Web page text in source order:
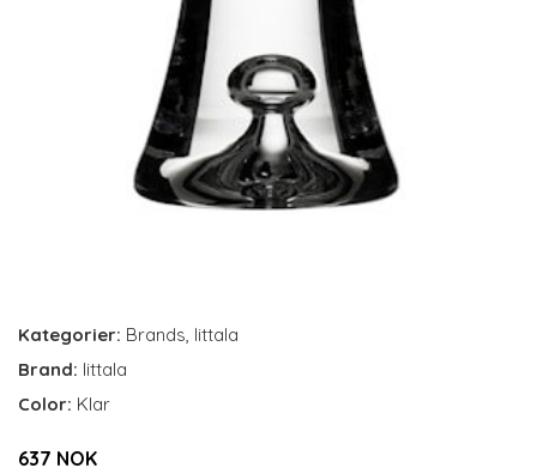
Kategorier: Brands, Iittala
Brand: Iittala
Color: Klar
637 NOK